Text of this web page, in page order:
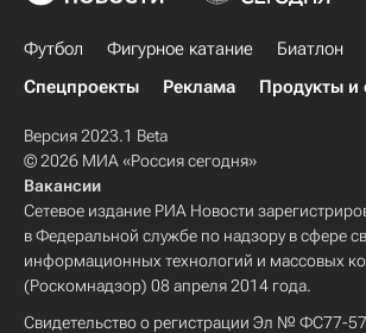
Футбол Фигурное катание Биатлон
Спецпроекты
Реклама Продукты и
Версия 2023.1 Beta
© 2026 МИА «Россия сегодня»
Вакансии
Сетевое издание РИА Новости
в Федеральной службе по надзору в сфере
информационных технологий и массовых
(Роскомнадзор) 08 апреля 2014 года.
Свидетельство о регистрации Эл № ФС77-